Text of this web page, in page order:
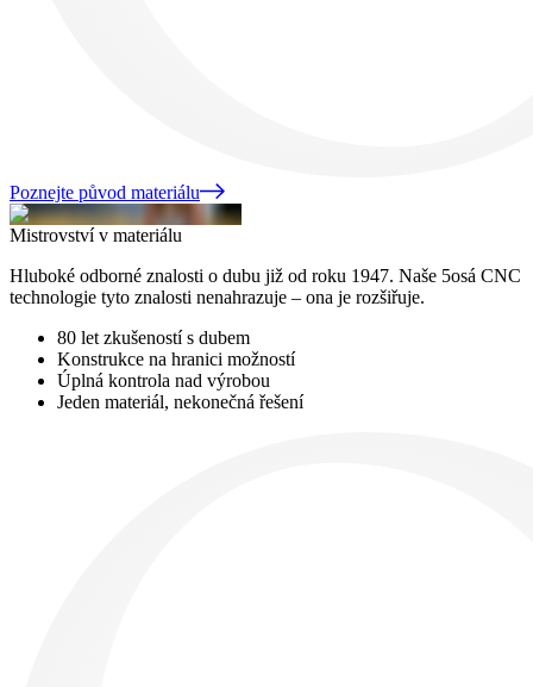
Poznejte původ materiálu
Mistrovství v materiálu
Hluboké odborné znalosti o dubu již od roku 1947. Naše 5osá CNC
technologie tyto znalosti nenahrazuje – ona je rozšiřuje.
80 let zkušeností s dubem
Konstrukce na hranici možností
Úplná kontrola nad výrobou
Jeden materiál, nekonečná řešení